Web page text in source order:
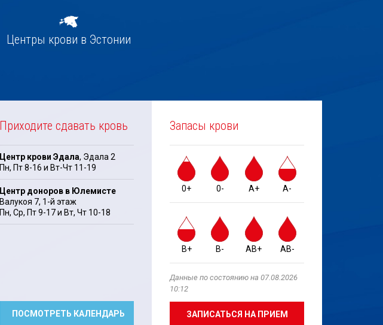
Центры крови в Эстонии
Приходите сдавать кровь
Центр крови Эдала, Эдала 2
Пн, Пт 8-16 и Вт-Чт 11-19
Центр доноров в Юлемисте
Валукоя 7, 1-й этаж
Пн, Cp, Пт 9-17 и Bт, Чт 10-18
ПОСМОТРЕТЬ КАЛЕНДАРЬ
Запасы крови
0+ 0- A+ A-
B+ B- AB+ AB-
Данные по состоянию на 07.08.2026
10:12
ЗАПИСАТЬСЯ НА ПРИЕМ